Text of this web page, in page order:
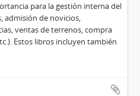
para la gestión interna del
admisión de novicios,
ventas de terrenos, compra
Estos libros incluyen también